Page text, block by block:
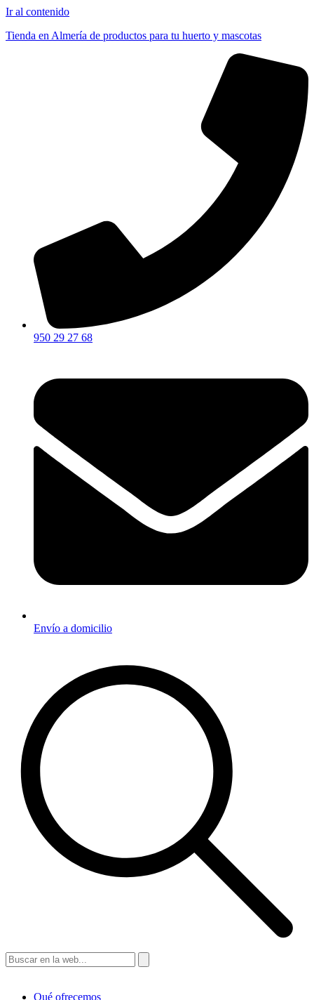
Ir al contenido
Tienda en Almería de productos para tu huerto y mascotas
950 29 27 68
Envío a domicilio
Qué ofrecemos